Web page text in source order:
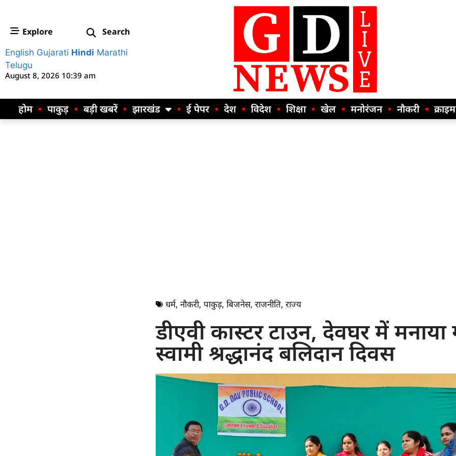
Explore Search
English Gujarati Hindi Marathi
Telugu
August 8, 2026 10:39 am
होम पाकुड़ बड़ी खबरें झारखंड ई पेपर देश विदेश शिक्षा खेल मनोरंजन नौकरी क्राइम
धर्म, नौकरी, पाकुड़, बिजनेस, राजनीति, राज्य
डीएवी कास्टर टाउन, देवघर में मनाया
स्वामी श्रद्धानंद बलिदान दिवस